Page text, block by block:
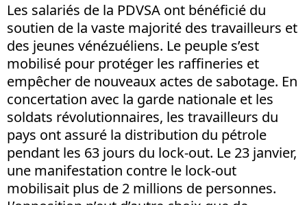
Les salariés de la PDVSA ont bénéficié du
soutien de la vaste majorité des travailleurs et
des jeunes vénézuéliens. Le peuple s’est
mobilisé pour protéger les raffineries et
empêcher de nouveaux actes de sabotage. En
concertation avec la garde nationale et les
soldats révolutionnaires, les travailleurs du
pays ont assuré la distribution du pétrole
pendant les 63 jours du lock-out. Le 23 janvier,
une manifestation contre le lock-out
mobilisait plus de 2 millions de personnes.